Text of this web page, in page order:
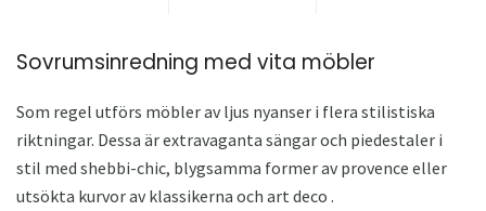
Sovrumsinredning med vita möbler
Som regel utförs möbler av ljus nyanser i flera stilistiska
riktningar. Dessa är extravaganta sängar och piedestaler i
stil med shebbi-chic, blygsamma former av provence eller
utsökta kurvor av klassikerna och art deco .